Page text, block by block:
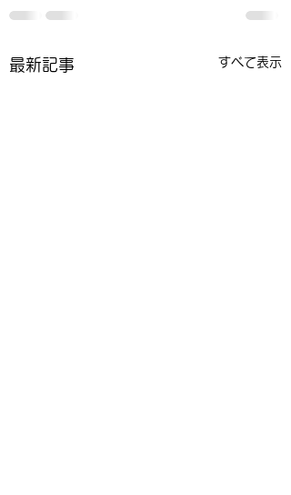
最新記事 すべて表示